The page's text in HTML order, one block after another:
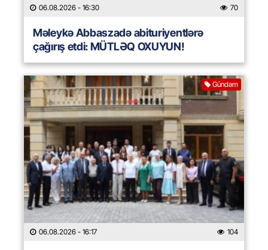
06.08.2026 - 16:30 70
Məleykə Abbaszadə abituriyentlərə
çağırış etdi: MÜTLƏQ OXUYUN!
Gündəm
06.08.2026 - 16:17 104